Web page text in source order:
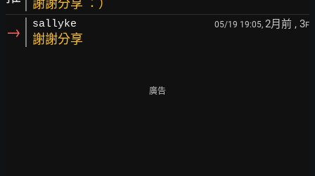
謝謝分享 ：）
→ sallyke 05/19 19:05, 2月前 , 3F
謝謝分享
廣告